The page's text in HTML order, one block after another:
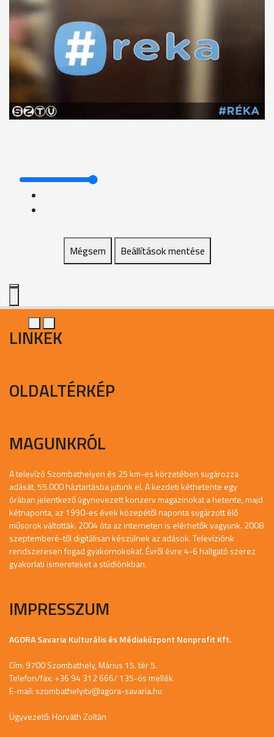
Mégsem Beállítások mentése
LINKEK
OLDALTÉRKÉP
MAGUNKRÓL
A televízó Szombathelyen és 25 km-es körzetében sugározza
adását, 55.000 háztartásba jutunk el. A kezdeti kéthetente egy
órában jelentkező úgynevezett konzerv magazinokat a hetente, majd
kétnaponta, az 1990-es évek közepétől naponta sugárzott élő
műsorok váltották. 2004 óta az interneten is elérhetők vagyunk. 2008
szeptemberé-től digitálisan készülnek az adások. Televíziónk
rendszeresen fogad gyakornokokat. Évről évre 4-6 hallgató szerez
gyakorlati ismereteket a stúdiónkban.
IMPRESSZUM
AGORA Savaria Kulturális és Médiaközpont Nonprofit Kft.
Cím: 9700 Szombathely, Márius 15. tér 5.
Telefon/fax: +36 94 312 666/ 135-ös mellék
E-mail: szombathelyitv@agora-savaria.hu
Ügyvezető: Horváth Zoltán